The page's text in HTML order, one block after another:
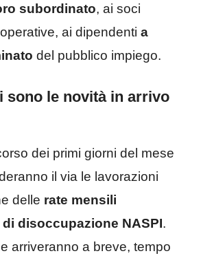
subordinato, ai soci
ai dipendenti a
del pubblico impiego.
sono le novità in arrivo
dei primi giorni del mese
il via le lavorazioni
delle rate mensili
di disoccupazione NASPI.
arriveranno a breve, tempo